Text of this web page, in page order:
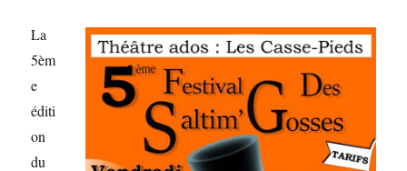
La
5èm
e
éditi
on
du